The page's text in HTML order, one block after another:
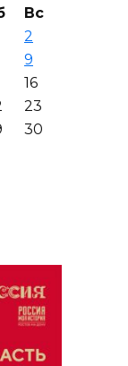
Вс
2
9
16
23
30